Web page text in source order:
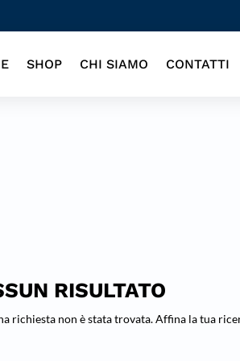
SHOP CHI SIAMO CONTATTI
RISULTATO
richiesta non è stata trovata. Affina la tua